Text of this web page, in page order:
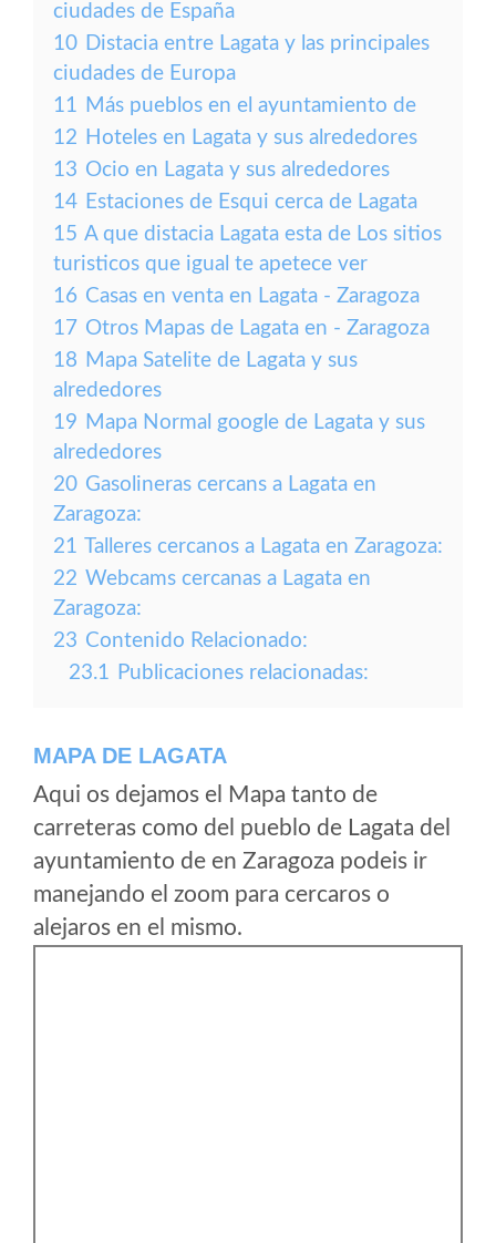
ciudades de España
10 Distacia entre Lagata y las principales
ciudades de Europa
11 Más pueblos en el ayuntamiento de
12 Hoteles en Lagata y sus alrededores
13 Ocio en Lagata y sus alrededores
14 Estaciones de Esqui cerca de Lagata
15 A que distacia Lagata esta de Los sitios
turisticos que igual te apetece ver
16 Casas en venta en Lagata - Zaragoza
17 Otros Mapas de Lagata en - Zaragoza
18 Mapa Satelite de Lagata y sus
alrededores
19 Mapa Normal google de Lagata y sus
alrededores
20 Gasolineras cercans a Lagata en
Zaragoza:
21 Talleres cercanos a Lagata en Zaragoza:
22 Webcams cercanas a Lagata en
Zaragoza:
23 Contenido Relacionado:
23.1 Publicaciones relacionadas:
MAPA DE LAGATA
Aqui os dejamos el Mapa tanto de
carreteras como del pueblo de Lagata del
ayuntamiento de en Zaragoza podeis ir
manejando el zoom para cercaros o
alejaros en el mismo.